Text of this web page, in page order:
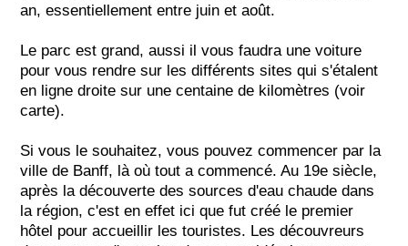
an, essentiellement entre juin et août.
Le parc est grand, aussi il vous faudra une voiture
pour vous rendre sur les différents sites qui s'étalent
en ligne droite sur une centaine de kilomètres (voir
carte).
Si vous le souhaitez, vous pouvez commencer par la
ville de Banff, là où tout a commencé. Au 19e siècle,
après la découverte des sources d'eau chaude dans
la région, c'est en effet ici que fut créé le premier
hôtel pour accueillir les touristes. Les découvreurs